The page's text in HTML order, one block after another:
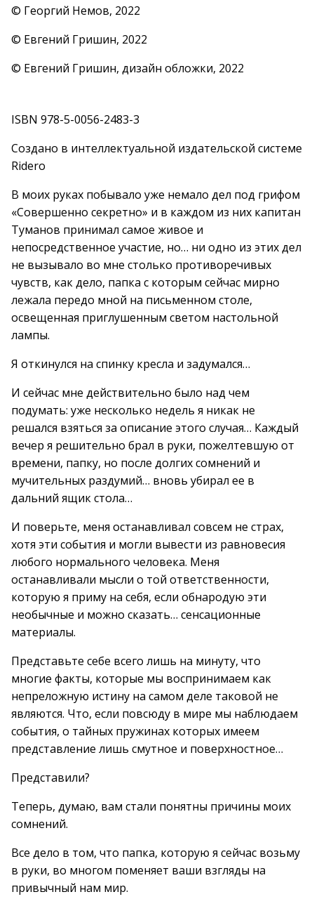
© Георгий Немов, 2022
© Евгений Гришин, 2022
© Евгений Гришин, дизайн обложки, 2022
ISBN 978-5-0056-2483-3
Создано в интеллектуальной издательской системе
Ridero
В моих руках побывало уже немало дел под грифом
«Совершенно секретно» и в каждом из них капитан
Туманов принимал самое живое и
непосредственное участие, но… ни одно из этих дел
не вызывало во мне столько противоречивых
чувств, как дело, папка с которым сейчас мирно
лежала передо мной на письменном столе,
освещенная приглушенным светом настольной
лампы.
Я откинулся на спинку кресла и задумался…
И сейчас мне действительно было над чем
подумать: уже несколько недель я никак не
решался взяться за описание этого случая… Каждый
вечер я решительно брал в руки, пожелтевшую от
времени, папку, но после долгих сомнений и
мучительных раздумий… вновь убирал ее в
дальний ящик стола…
И поверьте, меня останавливал совсем не страх,
хотя эти события и могли вывести из равновесия
любого нормального человека. Меня
останавливали мысли о той ответственности,
которую я приму на себя, если обнародую эти
необычные и можно сказать… сенсационные
материалы.
Представьте себе всего лишь на минуту, что
многие факты, которые мы воспринимаем как
непреложную истину на самом деле таковой не
являются. Что, если повсюду в мире мы наблюдаем
события, о тайных пружинах которых имеем
представление лишь смутное и поверхностное…
Представили?
Теперь, думаю, вам стали понятны причины моих
сомнений.
Все дело в том, что папка, которую я сейчас возьму
в руки, во многом поменяет ваши взгляды на
привычный нам мир.